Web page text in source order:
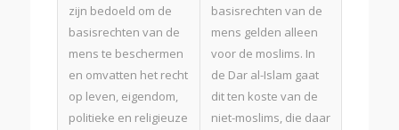
zijn bedoeld om de
basisrechten van de
mens te beschermen
en omvatten het recht
op leven, eigendom,
politieke en religieuze
basisrechten van de
mens gelden alleen
voor de moslims. In
de Dar al-Islam gaat
dit ten koste van de
niet-moslims, die daar